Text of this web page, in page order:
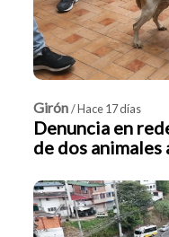
Girón / Hace 17 días
Denuncia en
de dos